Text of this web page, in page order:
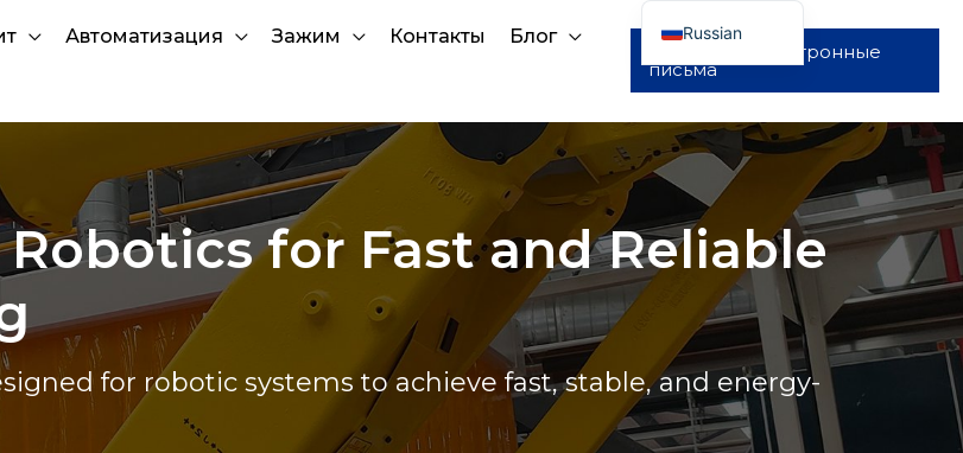
Автоматизация Зажим Контакты Блог
Отправить электронные
письма
for Fast and Reliable
for robotic systems to achieve fast, stable, and energy-
Russian
English
French
Spanish
Portuguese